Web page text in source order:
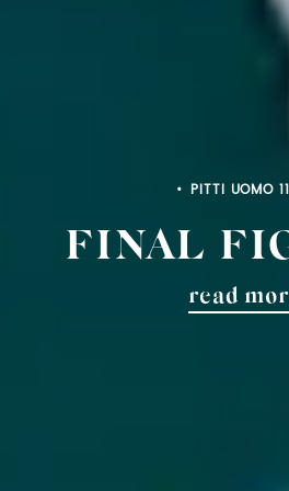
PITTI BIMBO
FINAL
read